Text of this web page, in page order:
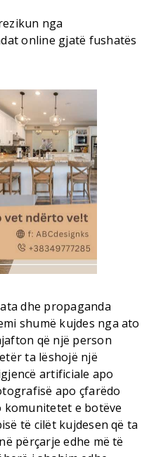
nga
online gjatë fushatës
dhe propaganda
shumë kujdes nga ato
që një person
ta lëshojë një
artificiale apo
apo çfarëdo
komunitetet e botëve
të cilët kujdesen që ta
përçarje edhe më të